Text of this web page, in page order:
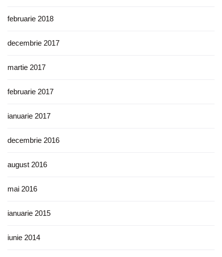
februarie 2018
decembrie 2017
martie 2017
februarie 2017
ianuarie 2017
decembrie 2016
august 2016
mai 2016
ianuarie 2015
iunie 2014